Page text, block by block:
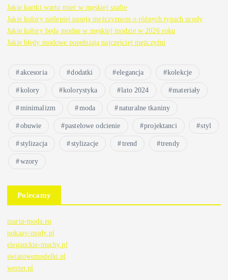
Jakie kurtki warto mieć w męskiej szafie
Jakie kolory najlepiej pasują mężczyznom o różnych typach urody
Jakie kolory będą modne w męskiej modzie w 2026 roku
Jakie błędy modowe popełniają najczęściej mężczyźni
akcesoria dodatki elegancja kolekcje
kolory kolorystyka lato 2024 materiały
minimalizm moda naturalne tkaniny
obuwie pastelowe odcienie projektanci styl
stylizacja stylizacje trend trendy
wzory
Polecamy
marta-moda.eu
pokazy-mody.pl
eleganckie-muchy.pl
swiatowemodelki.pl
wester.pl